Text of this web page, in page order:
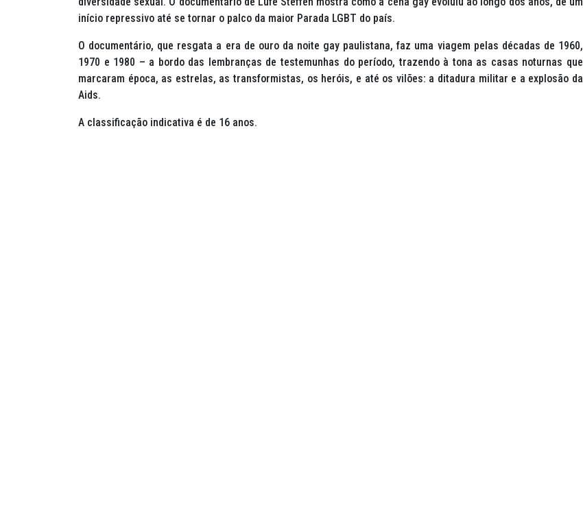
início repressivo até se tornar o palco da maior Parada LGBT do país.
O documentário, que resgata a era de ouro da noite gay paulistana, faz uma viagem pelas décadas de 1960,
1970 e 1980 – a bordo das lembranças de testemunhas do período, trazendo à tona as casas noturnas que
marcaram época, as estrelas, as transformistas, os heróis, e até os vilões: a ditadura militar e a explosão da
Aids.
A classificação indicativa é de 16 anos.